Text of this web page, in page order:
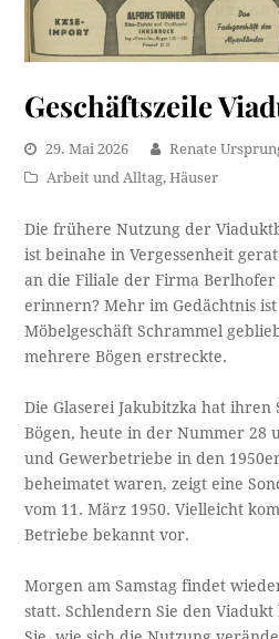
Geschäftszeile
29. Mai 2026
Renate
Arbeit und Alltag,Häuser
Die frühere Nutzung der
ist beinahe in Vergessenheit
an die Filiale der Firma Berlhofer
erinnern? Mehr im Gedächtnis
Möbelgeschäft Schrammel
mehrere Bögen erstreckte.
Die Glaserei Jakubitzka hat
Bögen, heute in der Nummer 28
und Gewerbetriebe in den
beheimatet waren, zeigt eine
vom 11. März 1950. Vielleicht
Betriebe bekannt vor.
Morgen am Samstag findet
statt. Schlendern Sie den